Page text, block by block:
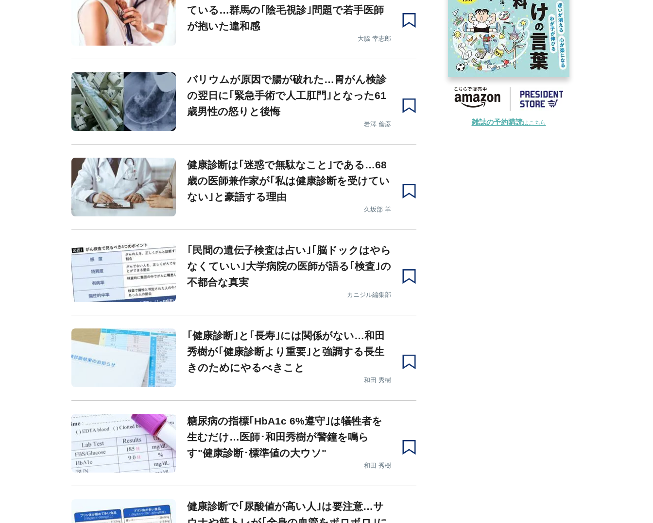
ている…群馬の｢陰毛視診｣問題で若手医師
が抱いた違和感
大脇 幸志郎
バリウムが原因で腸が破れた…胃がん検診
の翌日に｢緊急手術で人工肛門｣となった61
歳男性の怒りと後悔
岩澤 倫彦
健康診断は｢迷惑で無駄なこと｣である…68
歳の医師兼作家が｢私は健康診断を受けてい
ない｣と豪語する理由
久坂部 羊
｢民間の遺伝子検査は占い｣｢脳ドックはやら
なくていい｣大学病院の医師が語る｢検査｣の
不都合な真実
カニジル編集部
｢健康診断｣と｢長寿｣には関係がない…和田
秀樹が｢健康診断より重要｣と強調する長生
きのためにやるべきこと
和田 秀樹
糖尿病の指標｢HbA1c 6%遵守｣は犠牲者を
生むだけ…医師･和田秀樹が警鐘を鳴ら
す"健康診断･標準値の大ウソ"
和田 秀樹
健康診断で｢尿酸値が高い人｣は要注意…サ
雑誌の予約購読はこちら